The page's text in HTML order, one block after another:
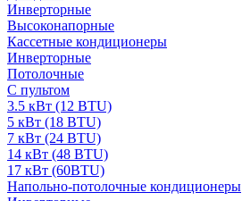
Инверторные
Высоконапорные
Кассетные кондиционеры
Инверторные
Потолочные
С пультом
3.5 кВт (12 BTU)
5 кВт (18 BTU)
7 кВт (24 BTU)
14 кВт (48 BTU)
17 кВт (60BTU)
Напольно-потолочные кондиционеры